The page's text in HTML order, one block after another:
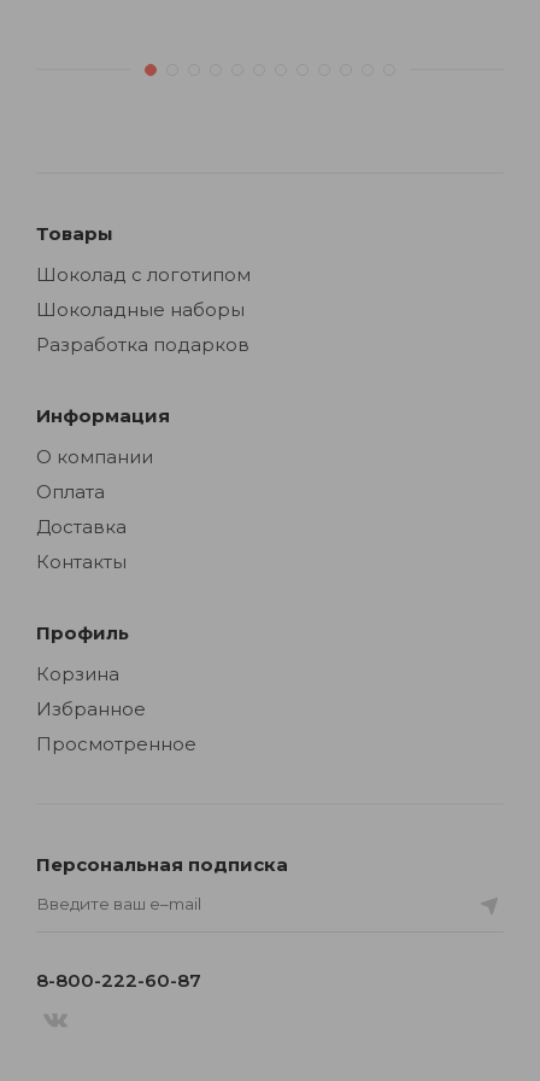
Товары
Шоколад с логотипом
Шоколадные наборы
Разработка подарков
Информация
О компании
Оплата
Доставка
Контакты
Профиль
Корзина
Избранное
Просмотренное
Персональная подписка
8-800-222-60-87